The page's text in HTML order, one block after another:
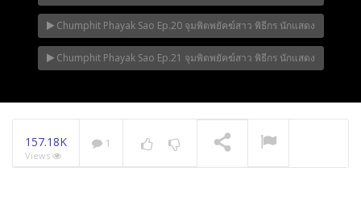
Chumphit Phayak Sao Ep.20 จุมพิตพยัคฆ์สาว พิธีกร นักแสดง
Chumphit Phayak Sao Ep.21 จุมพิตพยัคฆ์สาว พิธีกร นักแสดง
157.18K
Views
1